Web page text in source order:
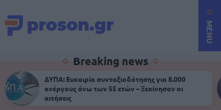
MENU
Breaking news
ΔΥΠΑ: Ευκαιρία συνταξιοδότησης για 8.000
ανέργους άνω των 55 ετών – Ξεκίνησαν οι
αιτήσεις